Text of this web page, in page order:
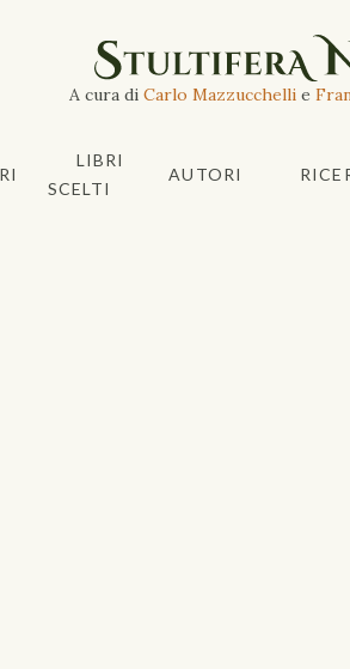
A cura di Carlo Mazzucchellie
LIBRI
SCELTI
AUTORI